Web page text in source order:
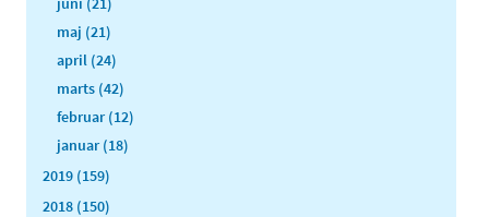
maj (21)
april (24)
marts (42)
februar (12)
januar (18)
2019 (159)
2018 (150)